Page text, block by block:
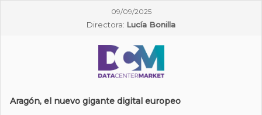
09/09/2025
Directora: Lucía Bonilla
Aragón, el nuevo gigante digital europeo